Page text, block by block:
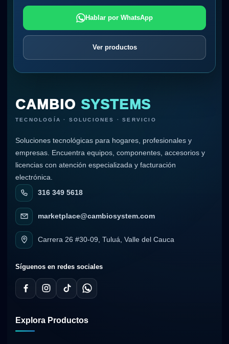
Hablar por WhatsApp
Ver productos
CAMBIO SYSTEMS
TECNOLOGÍA · SOLUCIONES · SERVICIO
Soluciones tecnológicas para hogares, profesionales y
empresas. Encuentra equipos, componentes, accesorios y
licencias con atención especializada y facturación
electrónica.
316 349 5618
marketplace@cambiosystem.com
Carrera 26 #30-09, Tuluá, Valle del Cauca
Síguenos en redes sociales
Explora Productos